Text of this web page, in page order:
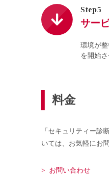
Step5
サー
環境が
を開始さ
料金
「セキュリティー診
いては、お気軽にお
> お問い合わせ